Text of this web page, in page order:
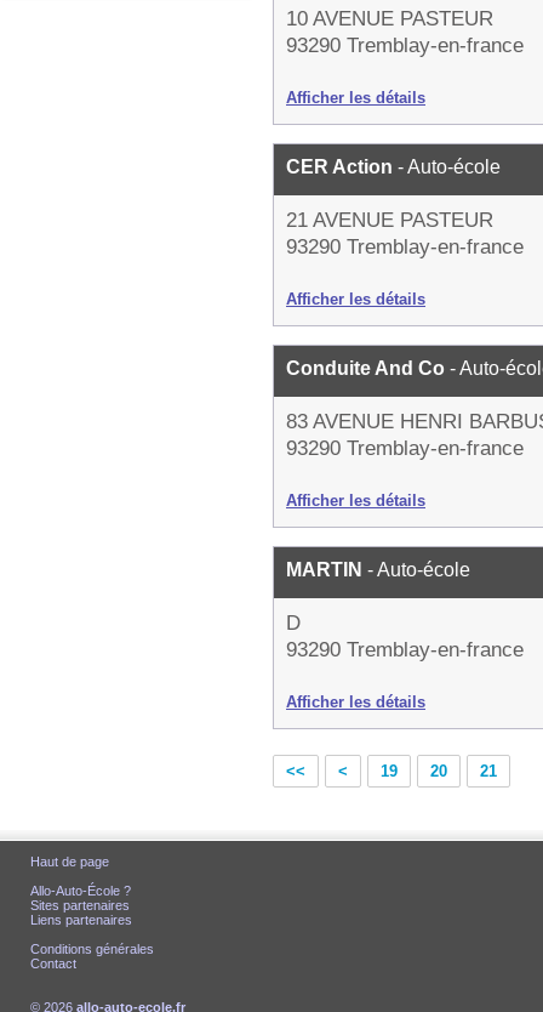
10 AVENUE PASTEUR
93290 Tremblay-en-france
Afficher les détails
CER Action - Auto-école
21 AVENUE PASTEUR
93290 Tremblay-en-france
Afficher les détails
Conduite And Co - Auto-
83 AVENUE HENRI
93290 Tremblay-en-france
Afficher les détails
MARTIN - Auto-école
D
93290 Tremblay-en-france
Afficher les détails
<< < 19 20 21
Haut de page
Allo-Auto-École ?
Sites partenaires
Liens partenaires
Conditions générales
Contact
© 2026 allo-auto-ecole.fr